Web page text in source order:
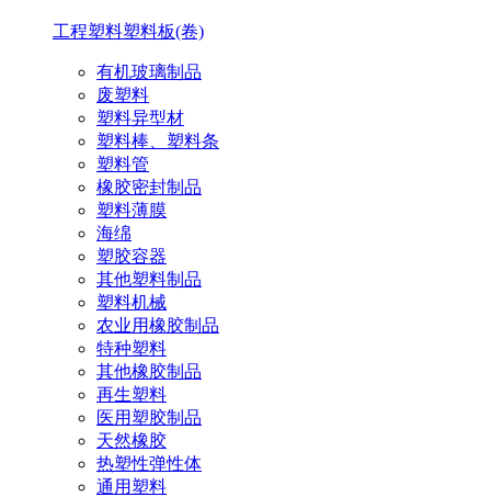
工程塑料塑料板(卷)
有机玻璃制品
废塑料
塑料异型材
塑料棒、塑料条
塑料管
橡胶密封制品
塑料薄膜
海绵
塑胶容器
其他塑料制品
塑料机械
农业用橡胶制品
特种塑料
其他橡胶制品
再生塑料
医用塑胶制品
天然橡胶
热塑性弹性体
通用塑料